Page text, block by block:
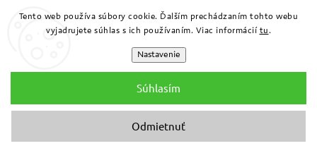
Tento web používa súbory cookie. Ďalším prechádzaním tohto webu
vyjadrujete súhlas s ich používaním. Viac informácií tu.
Nastavenie
Odmietnuť
Súhlasím
Youtube